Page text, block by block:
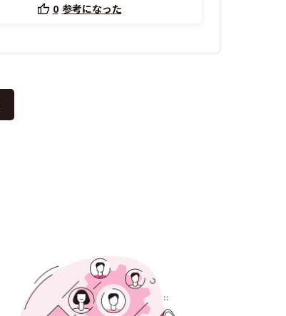
0 参考になった